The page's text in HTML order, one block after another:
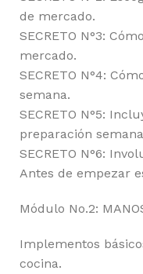
de mercado.
SECRETO N°3:
mercado.
SECRETO N°4:
semana.
SECRETO N°5:
preparación
SECRETO N°6:
Antes de empezar
Módulo No.2:
Implementos
cocina.